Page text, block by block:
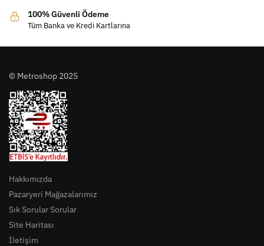
100% Güvenli Ödeme
Tüm Banka ve Kredi Kartlarına
© Metroshop 2025
Hakkımızda
Pazaryeri Mağazalarımız
Sık Sorular Sorular
Site Haritası
İletişim